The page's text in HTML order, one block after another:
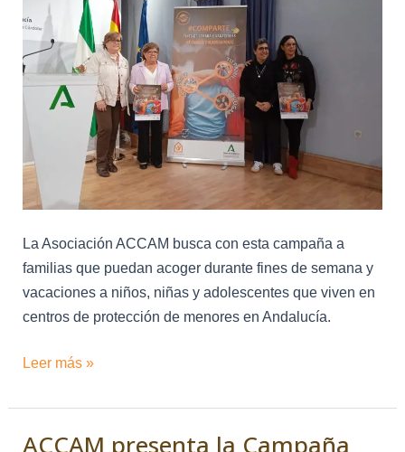
La Asociación ACCAM busca con esta campaña a
familias que puedan acoger durante fines de semana y
vacaciones a niños, niñas y adolescentes que viven en
centros de protección de menores en Andalucía.
visibilidad
a
la
figura
las
Familias
Colaboradoras
Leer más »
ACCAM presenta la Campaña
ACCAM